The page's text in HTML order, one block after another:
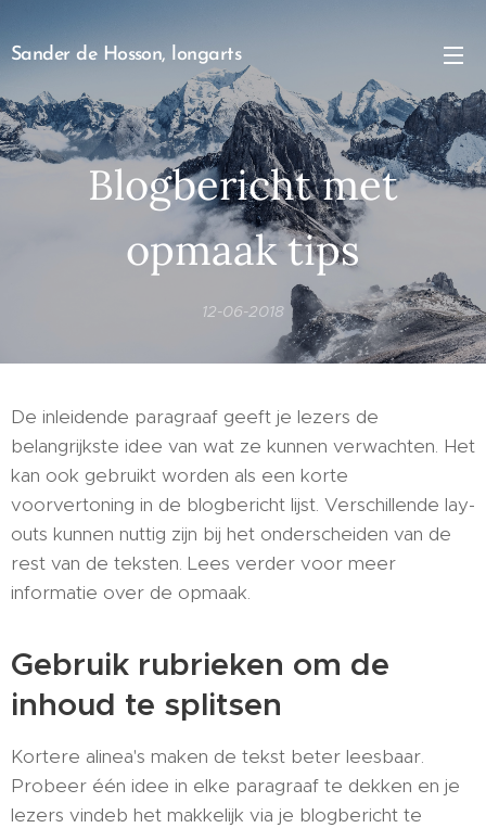
Sander de Hosson, longarts
Blogbericht met
opmaak tips
12-06-2018
De inleidende paragraaf geeft je lezers de
belangrijkste idee van wat ze kunnen verwachten. Het
kan ook gebruikt worden als een korte
voorvertoning in de blogbericht lijst. Verschillende lay-
outs kunnen nuttig zijn bij het ​​onderscheiden van de
rest van de teksten. Lees verder voor meer
informatie over de opmaak.
Gebruik rubrieken om de
inhoud te splitsen
Kortere alinea's maken de tekst beter leesbaar.
Probeer één idee in elke paragraaf te dekken en je
lezers vindeb het makkelijk via je blogbericht te